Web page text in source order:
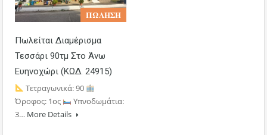
𝚷𝛀𝚲𝚮𝚺𝚮
Πωλείται Διαμέρισμα
Τεσσάρι 90τμ Στο Άνω
Ευηνοχώρι (ΚΩΔ. 24915)
Τετραγωνικά: 90
Όροφος: 1ος
Υπνοδωμάτια:
3… More Details